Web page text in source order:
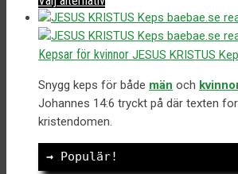
här
produkten
har
varianter.
De
olika
kan
Kepsar för kvinnor JESUS KRISTUS
Snygg keps för både män och
Johannes 14:6 tryckt på där texten
kristendomen.
→ Populär!